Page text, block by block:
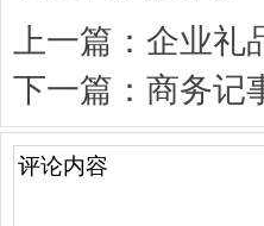
上一篇： 企业礼
下一篇： 商务记